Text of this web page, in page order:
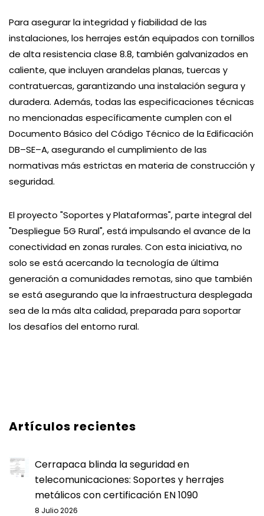
Para asegurar la integridad y fiabilidad de las
instalaciones, los herrajes están equipados con tornillos
de alta resistencia clase 8.8, también galvanizados en
caliente, que incluyen arandelas planas, tuercas y
contratuercas, garantizando una instalación segura y
duradera. Además, todas las especificaciones técnicas
no mencionadas específicamente cumplen con el
Documento Básico del Código Técnico de la Edificación
DB–SE–A, asegurando el cumplimiento de las
normativas más estrictas en materia de construcción y
seguridad.
El proyecto "Soportes y Plataformas", parte integral del
"Despliegue 5G Rural", está impulsando el avance de la
conectividad en zonas rurales. Con esta iniciativa, no
solo se está acercando la tecnología de última
generación a comunidades remotas, sino que también
se está asegurando que la infraestructura desplegada
sea de la más alta calidad, preparada para soportar
los desafíos del entorno rural.
Artículos recientes
Cerrapaca blinda la seguridad en
telecomunicaciones: Soportes y herrajes
metálicos con certificación EN 1090
8 Julio 2026